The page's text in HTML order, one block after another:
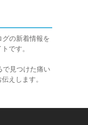
グの新着情報を
です。
で見つけた痛い
えします。